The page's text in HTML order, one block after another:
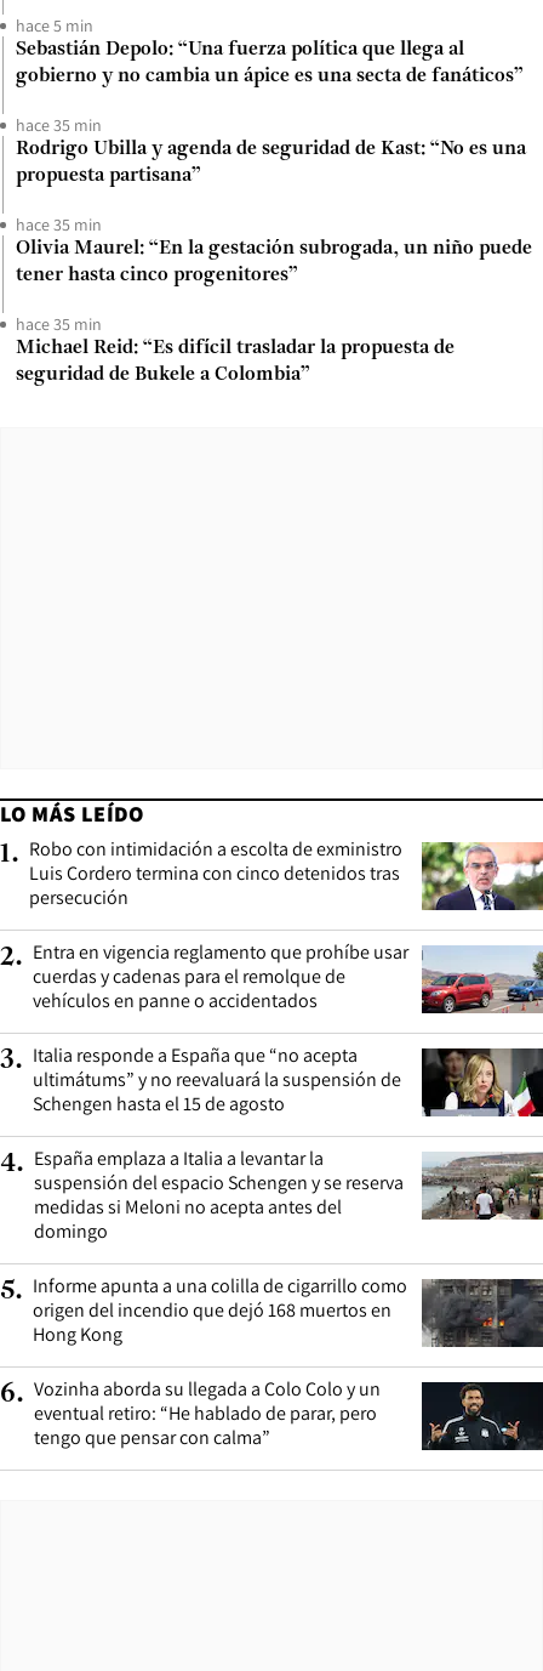
hace 5 min
Sebastián Depolo: “Una fuerza política que llega al
gobierno y no cambia un ápice es una secta de fanáticos”
hace 35 min
Rodrigo Ubilla y agenda de seguridad de Kast: “No es una
propuesta partisana”
hace 35 min
Olivia Maurel: “En la gestación subrogada, un niño puede
tener hasta cinco progenitores”
hace 35 min
Michael Reid: “Es difícil trasladar la propuesta de
seguridad de Bukele a Colombia”
LO MÁS LEÍDO
1. Robo con intimidación a escolta de exministro
Luis Cordero termina con cinco detenidos tras
persecución
2. Entra en vigencia reglamento que prohíbe usar
cuerdas y cadenas para el remolque de
vehículos en panne o accidentados
3. Italia responde a España que “no acepta
ultimátums” y no reevaluará la suspensión de
Schengen hasta el 15 de agosto
4. España emplaza a Italia a levantar la
suspensión del espacio Schengen y se reserva
medidas si Meloni no acepta antes del
domingo
5. Informe apunta a una colilla de cigarrillo como
origen del incendio que dejó 168 muertos en
Hong Kong
6. Vozinha aborda su llegada a Colo Colo y un
eventual retiro: “He hablado de parar, pero
tengo que pensar con calma”